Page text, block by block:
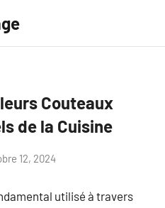
Couteaux
de la Cuisine
12, 2024
utilisé à travers